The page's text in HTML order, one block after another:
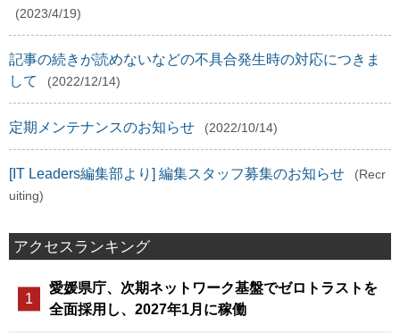
(2023/4/19)
記事の続きが読めないなどの不具合発生時の対応につきま
して
(2022/12/14)
定期メンテナンスのお知らせ (2022/10/14)
[IT Leaders編集部より] 編集スタッフ募集のお知らせ
(Recr
uiting)
アクセスランキング
愛媛県庁、次期ネットワーク基盤でゼロトラストを
全面採用し、2027年1月に稼働